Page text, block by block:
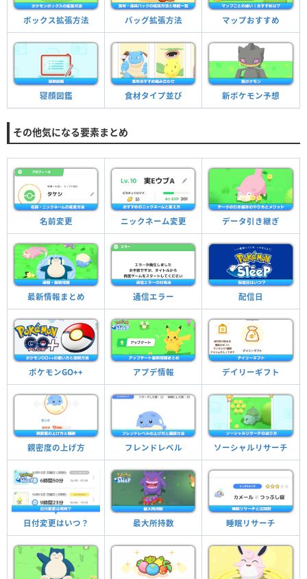
ボックス拡張方法 バッグ拡張方法 マップおすすめ
寝顔図鑑 食材タイプ並び 新ポケモン予想
その他気になる要素まとめ
名前変更 ニックネーム変更 データ引き継ぎ
最新情報まとめ 通信エラー 配信日
ポケモンGO++ アプデ情報 デイリーギフト
親密度の上げ方 フレンドレベル ソーシャルリサーチ
日付変更はいつ？ 最大所持数 睡眠リサーチ